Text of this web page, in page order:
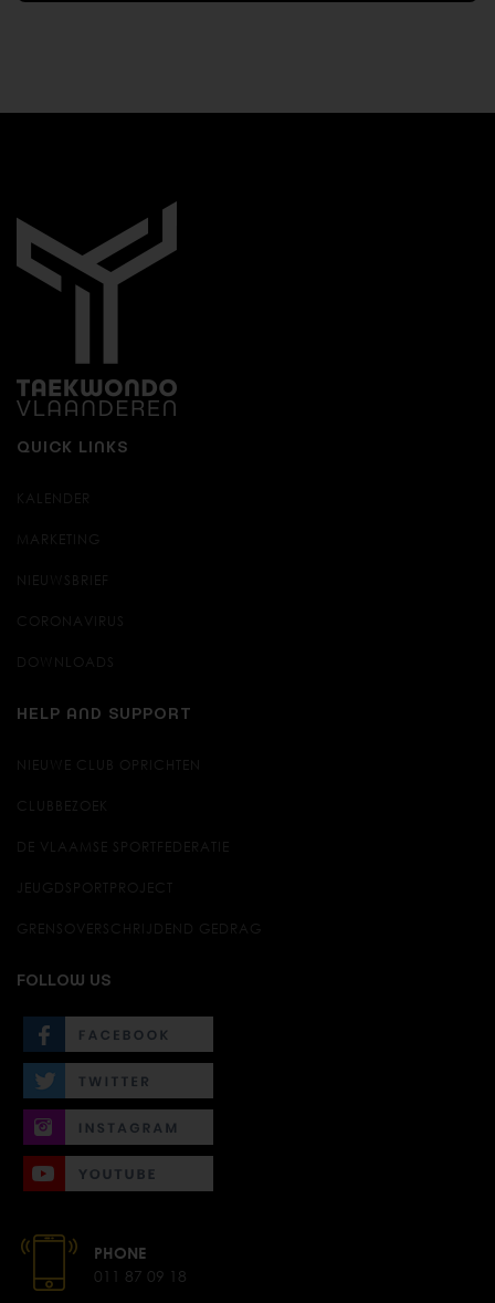
QUICK LINKS
KALENDER
MARKETING
NIEUWSBRIEF
CORONAVIRUS
DOWNLOADS
HELP AND SUPPORT
NIEUWE CLUB OPRICHTEN
CLUBBEZOEK
DE VLAAMSE SPORTFEDERATIE
JEUGDSPORTPROJECT
GRENSOVERSCHRIJDEND GEDRAG
FOLLOW US
PHONE
011 87 09 18